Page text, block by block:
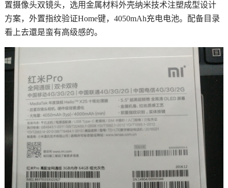
置摄像头双镜头，选用金属材料外壳纳米技术注塑成型设计
方案，外置指纹验证Home键，4050mAh充电电池。配备目录
看上去還是蛮有高级感的。